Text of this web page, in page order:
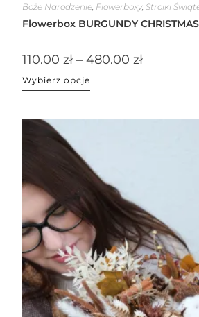
Boże Narodzenie Flowerboxy,Stroiki
Flowerbox BURGUNDY
110.00zł – 480.00zł
Wybierz opcje